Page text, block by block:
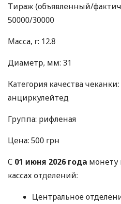
Тираж (объявленный/
50000/30000
Масса, г: 12.8
Диаметр, мм: 31
Категория качества
анциркулейтед
Группа: рифленая
Цена: 500 грн
С 01 июня 2026 года монету
кассах отделений:
Центральное